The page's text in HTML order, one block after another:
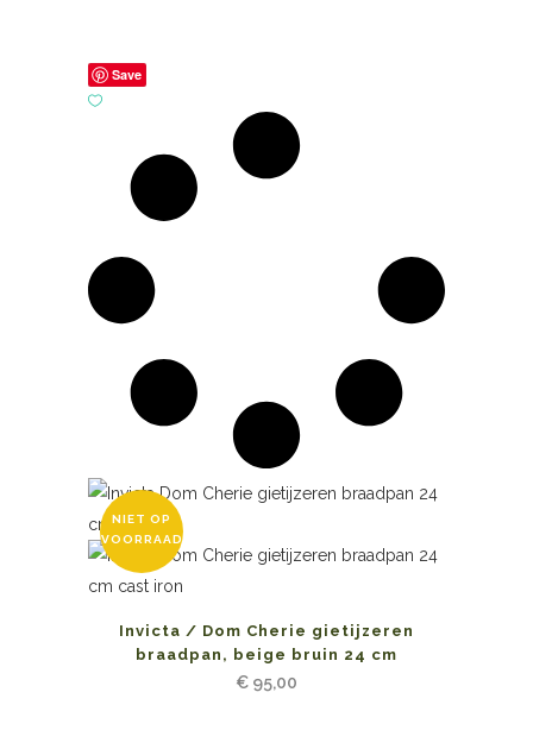
Save
NIET OP
VOORRAAD
Invicta / Dom Cherie gietijzeren
braadpan, beige bruin 24 cm
€ 95,00